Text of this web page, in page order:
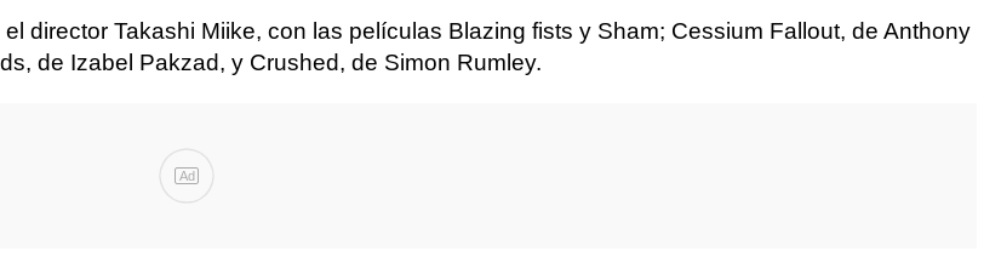
director Takashi Miike, con las películas Blazing fists y Sham; Cessium Fallout, de Anthony
de Izabel Pakzad, y Crushed, de Simon Rumley.
Ad